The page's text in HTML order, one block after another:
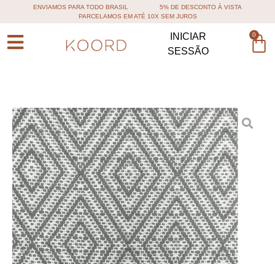
ENVIAMOS PARA TODO BRASIL
5% DE DESCONTO À VISTA
PARCELAMOS EM ATÉ 10X SEM JUROS
INICIAR
SESSÃO
0